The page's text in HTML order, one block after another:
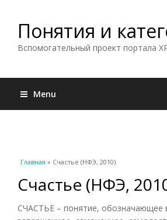
Понятия и
Вспомогательный проект портала
Menu
Вы здесь
Главная » Счастье (НФЭ, 2010)
Счастье (НФЭ,
СЧАСТЬЕ – понятие, обозначающее